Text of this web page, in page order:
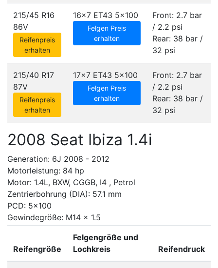
215/45 R16
86V
Reifenpreis
erhalten
16x7 ET43 5x100
Felgen Preis
erhalten
Front: 2.7 bar
/ 2.2 psi
Rear: 38 bar /
32 psi
215/40 R17
87V
Reifenpreis
erhalten
17x7 ET43 5x100
Felgen Preis
erhalten
Front: 2.7 bar
/ 2.2 psi
Rear: 38 bar /
32 psi
2008 Seat Ibiza 1.4i
Generation: 6J 2008 - 2012
Motorleistung: 84 hp
Motor: 1.4L, BXW, CGGB, I4 , Petrol
Zentrierbohrung (DIA): 57.1 mm
PCD: 5x100
Gewindegröße: M14 x 1.5
Reifengröße
Felgengröße und
Lochkreis
Reifendruck